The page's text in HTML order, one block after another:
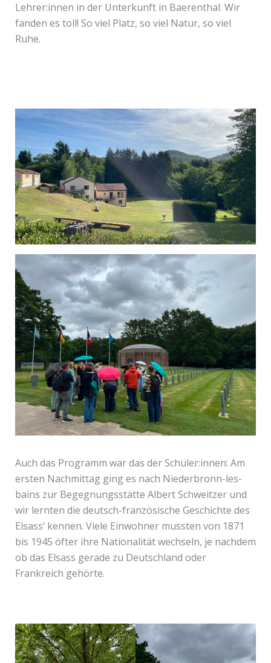
Lehrer:innen in der Unterkunft in Baerenthal. Wir
fanden es toll! So viel Platz, so viel Natur, so viel
Ruhe.
Auch das Programm war das der Schüler:innen: Am
ersten Nachmittag ging es nach Niederbronn-les-
bains zur Begegnungsstätte Albert Schweitzer und
wir lernten die deutsch-französische Geschichte des
Elsass‘ kennen. Viele Einwohner mussten von 1871
bis 1945 öfter ihre Nationalität wechseln, je nachdem
ob das Elsass gerade zu Deutschland oder
Frankreich gehörte.